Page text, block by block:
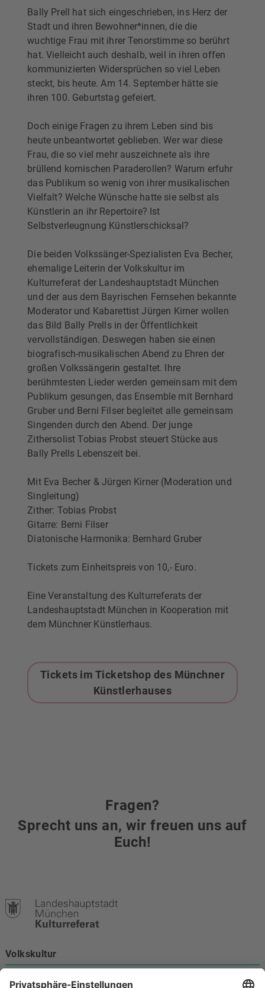
Bally Prell hat sich eingeschrieben, ins Herz der
Stadt und ihren Bewohner*innen, die die
wuchtige Frau mit ihrer Tenorstimme so berührt
hat. Vielleicht auch deshalb, weil in ihren offen
kommunizierten Widersprüchen so viel Leben
steckt, bis heute. Am 14. September hätte sie
ihren 100. Geburtstag gefeiert.
Doch einige Fragen zu ihrem Leben sind bis
heute unbeantwortet geblieben. Wer war diese
Frau, die so viel mehr auszeichnete als ihre
brüllend komischen Paraderollen? Warum erfuhr
das Publikum so wenig von ihrer musikalischen
Vielfalt? Welche Wünsche hatte sie selbst als
Künstlerin an ihr Repertoire? Ist
Selbstverleugnung Künstlerschicksal?
Die beiden Volkssänger-Spezialisten Eva Becher,
ehemalige Leiterin der Volkskultur im
Kulturreferat der Landeshauptstadt München
und der aus dem Bayrischen Fernsehen bekannte
Moderator und Kabarettist Jürgen Kirner wollen
das Bild Bally Prells in der Öffentlichkeit
vervollständigen. Deswegen haben sie einen
biografisch-musikalischen Abend zu Ehren der
großen Volkssängerin gestaltet. Ihre
berühmtesten Lieder werden gemeinsam mit dem
Publikum gesungen, das Ensemble mit Bernhard
Gruber und Berni Filser begleitet alle gemeinsam
Singenden durch den Abend. Der junge
Zithersolist Tobias Probst steuert Stücke aus
Bally Prells Lebenszeit bei.
Mit Eva Becher & Jürgen Kirner (Moderation und
Singleitung)
Zither: Tobias Probst
Gitarre: Berni Filser
Diatonische Harmonika: Bernhard Gruber
Tickets zum Einheitspreis von 10,- Euro.
Eine Veranstaltung des Kulturreferats der
Landeshauptstadt München in Kooperation mit
dem Münchner Künstlerhaus.
Tickets im Ticketshop des Münchner
Künstlerhauses
Fragen?
Sprecht uns an, wir freuen uns auf
Euch!
Volkskultur